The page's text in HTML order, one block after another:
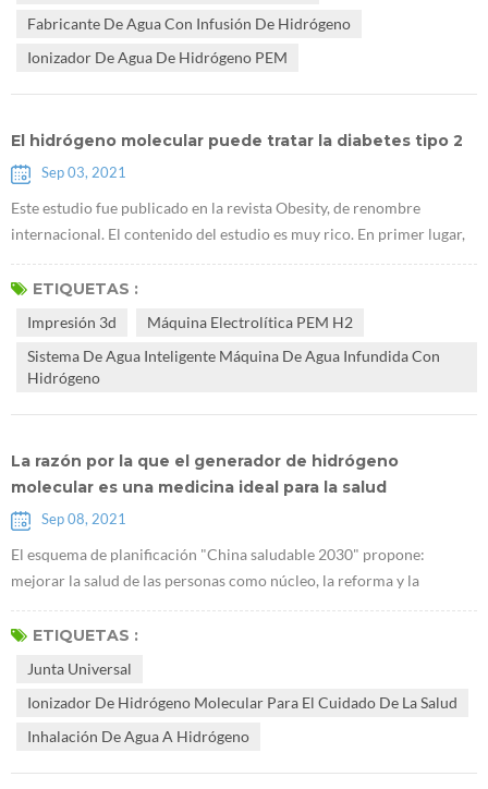
Fabricante De Agua Con Infusión De Hidrógeno
Ionizador De Agua De Hidrógeno PEM
El hidrógeno molecular puede tratar la diabetes tipo 2
Sep 03, 2021
Este estudio fue publicado en la revista Obesity, de renombre
internacional. El contenido del estudio es muy rico. En primer lugar,
encontraron queE máquina lectrolítica PEM H2 puede promover la
acumulación de glucógeno en el hígado. Utilizaron ratones db / db
que Generado...
ETIQUETAS :
Impresión 3d
Máquina Electrolítica PEM H2
Sistema De Agua Inteligente Máquina De Agua Infundida Con
Hidrógeno
La razón por la que el generador de hidrógeno
molecular es una medicina ideal para la salud
Sep 08, 2021
El esquema de planificación "China saludable 2030" propone:
mejorar la salud de las personas como núcleo, la reforma y la
innovación de los mecanismos institucionales como fuerza motriz, y
centrarse en popularizar la vida sana, optimizar los servicios de salud,
naci...
ETIQUETAS :
Junta Universal
Ionizador De Hidrógeno Molecular Para El Cuidado De La Salud
Inhalación De Agua A Hidrógeno